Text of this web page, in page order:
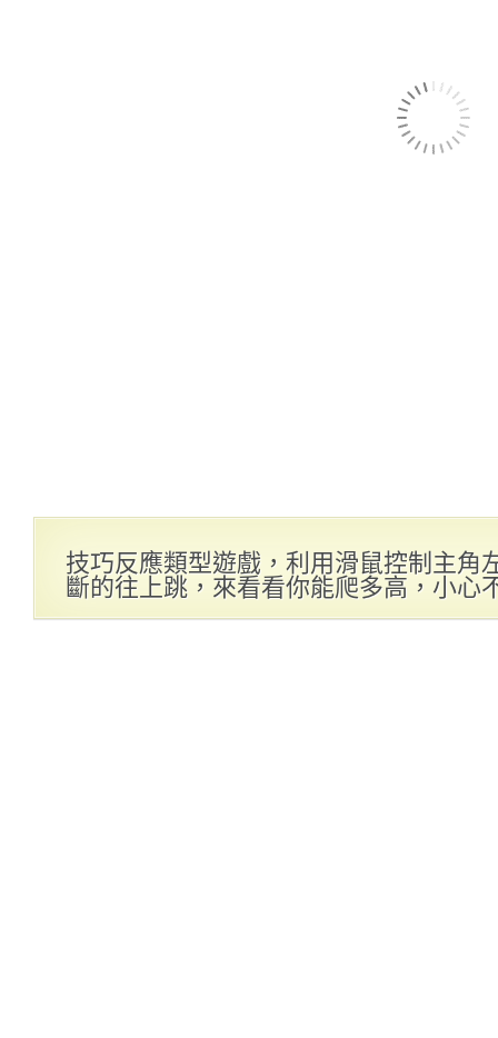
技巧反應類型遊戲，利用滑鼠控制主角
斷的往上跳，來看看你能爬多高，小心